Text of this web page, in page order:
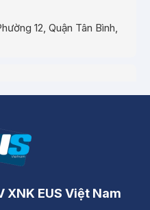
12, Quận Tân Bình,
XNK EUS Việt Nam